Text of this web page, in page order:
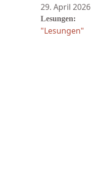
29. April 2026
Lesungen:
"Lesungen"